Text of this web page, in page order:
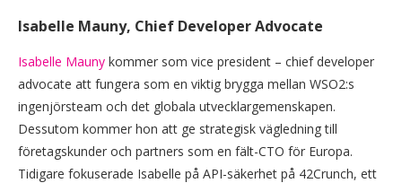
Isabelle Mauny, Chief Developer Advocate
Isabelle Mauny kommer som vice president – chief developer
advocate att fungera som en viktig brygga mellan WSO2:s
ingenjörsteam och det globala utvecklargemenskapen.
Dessutom kommer hon att ge strategisk vägledning till
företagskunder och partners som en fält-CTO för Europa.
Tidigare fokuserade Isabelle på API-säkerhet på 42Crunch, ett